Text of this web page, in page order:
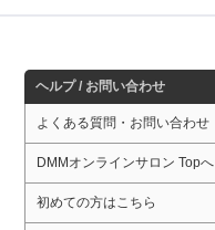
ヘルプ / お問い合わせ
よくある質問・お問い合わせ
DMMオンラインサロン Topへ
初めての方はこちら